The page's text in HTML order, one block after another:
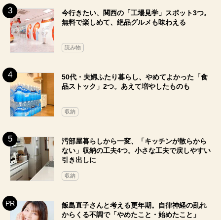
今行きたい、関西の「工場見学」スポット3つ。
無料で楽しめて、絶品グルメも味わえる
読み物
50代・夫婦ふたり暮らし、やめてよかった「食
品ストック」2つ。あえて増やしたものも
収納
汚部屋暮らしから一変、「キッチンが散らから
ない」収納の工夫4つ。小さな工夫で戻しやすい
引き出しに
収納
飯島直子さんと考える更年期。自律神経の乱れ
からくる不調で「やめたこと・始めたこと」